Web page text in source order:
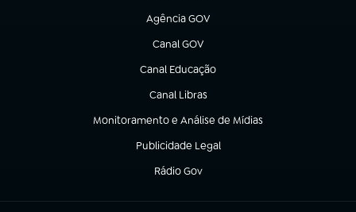
Agência GOV
(abre em nova aba)
Canal GOV
(abre em nova aba)
Canal Educação
(abre em nova aba)
Canal Libras
(abre em nova aba)
Monitoramento e Análise de Mídias
(abre em nova aba)
Publicidade Legal
(abre em nova aba)
Rádio Gov
(abre em nova aba)